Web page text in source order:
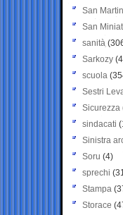
San
San
sanità
Sarkozy
scuola
Sestri
Sicurezza
sindacati
Sinistra
Soru (4)
sprechi
Stampa
Storace